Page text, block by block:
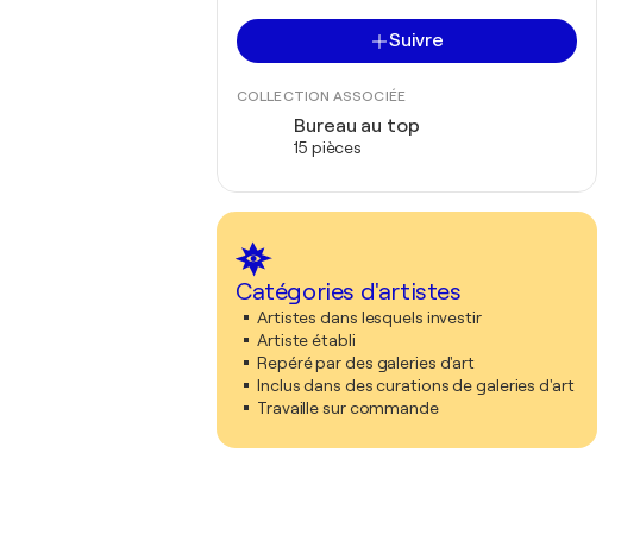
Suivre
COLLECTION ASSOCIÉE
Bureau au top
15 pièces
Catégories d'artistes
Artistes dans lesquels investir
Artiste établi
Repéré par des galeries d'art
Inclus dans des curations de galeries d'art
Travaille sur commande